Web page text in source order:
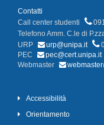
Contatti
Call center studenti
Telefono Amm. C.le di
URP
urp@unipa.it
PEC
pec@cert.unipa.it
Webmaster
Accessibilità
Orientamento